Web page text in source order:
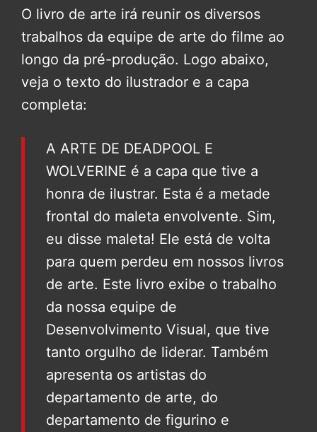
O livro de arte irá reunir os diversos
trabalhos da equipe de arte do filme ao
longo da pré-produção. Logo abaixo,
veja o texto do ilustrador e a capa
completa:
A ARTE DE DEADPOOL E
WOLVERINE é a capa que tive a
honra de ilustrar. Esta é a metade
frontal do maleta envolvente. Sim,
eu disse maleta! Ele está de volta
para quem perdeu em nossos livros
de arte. Este livro exibe o trabalho
da nossa equipe de
Desenvolvimento Visual, que tive
tanto orgulho de liderar. Também
apresenta os artistas do
departamento de arte, do
departamento de figurino e